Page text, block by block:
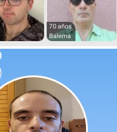
70 años
Balerna